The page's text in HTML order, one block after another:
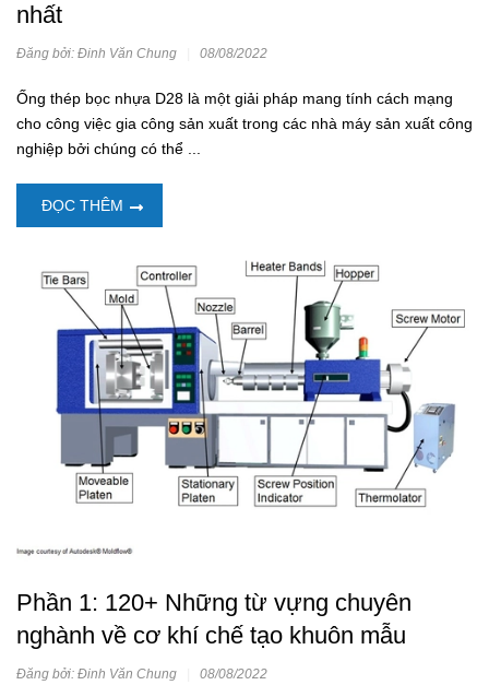
nhất
Đăng bởi: Đinh Văn Chung 08/08/2022
Ống thép bọc nhựa D28 là một giải pháp mang tính cách mạng
cho công việc gia công sản xuất trong các nhà máy sản xuất công
nghiệp bởi chúng có thể ...
ĐỌC THÊM
Phần 1: 120+ Những từ vựng chuyên
nghành về cơ khí chế tạo khuôn mẫu
Đăng bởi: Đinh Văn Chung 08/08/2022